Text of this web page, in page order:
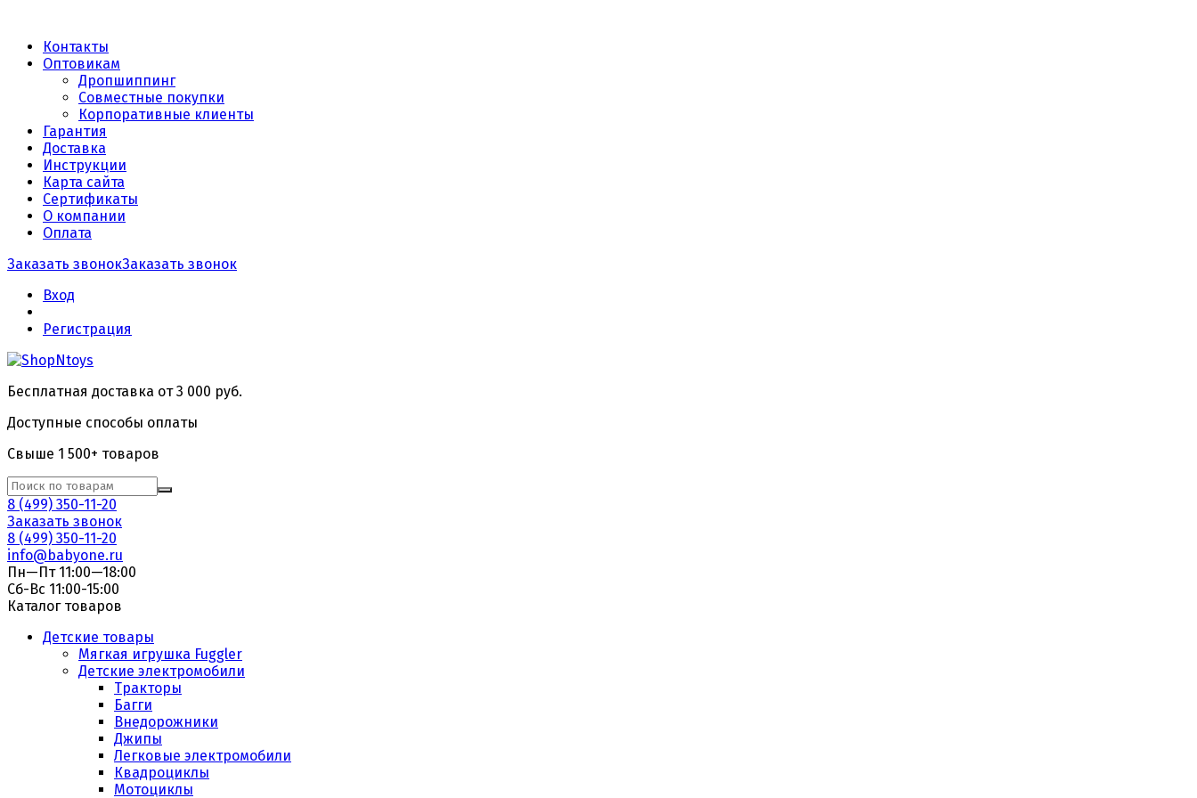
Контакты
Оптовикам
Дропшиппинг
Совместные покупки
Корпоративные клиенты
Гарантия
Доставка
Инструкции
Карта сайта
Сертификаты
О компании
Оплата
Заказать звонокЗаказать звонок
Вход
Регистрация
Бесплатная доставка от 3 000 руб.
Доступные способы оплаты
Свыше 1 500+ товаров
8 (499) 350-11-20
Заказать звонок
8 (499) 350-11-20
info@babyone.ru
Пн—Пт 11:00—18:00
Сб-Вс 11:00-15:00
Каталог товаров
Детские товары
Мягкая игрушка Fuggler
Детские электромобили
Тракторы
Багги
Внедорожники
Джипы
Легковые электромобили
Квадроциклы
Мотоциклы